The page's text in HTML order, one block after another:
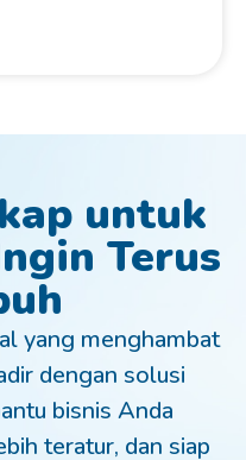
untuk
Terus
yang menghambat
dengan solusi
bisnis Anda
teratur, dan siap